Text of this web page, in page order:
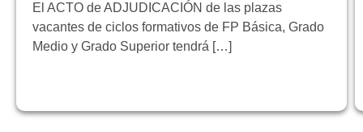
El ACTO de ADJUDICACIÓN de las plazas
vacantes de ciclos formativos de FP Básica, Grado
Medio y Grado Superior tendrá […]